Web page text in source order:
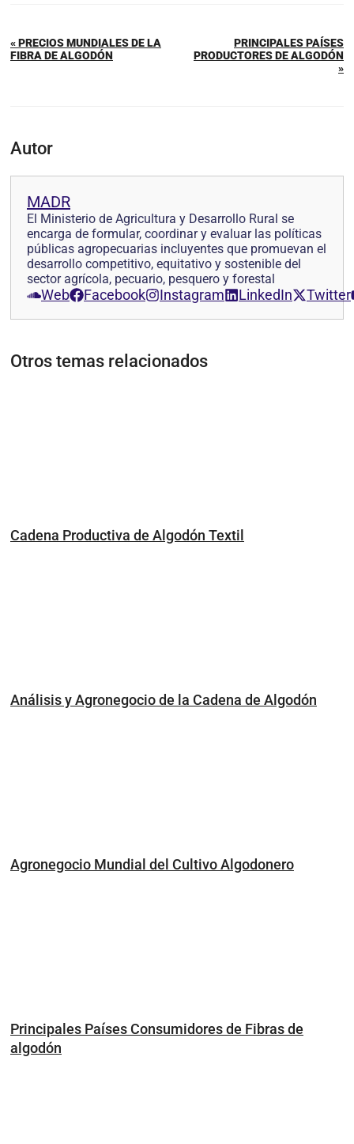
« PRECIOS MUNDIALES DE LA
FIBRA DE ALGODÓN
PRINCIPALES PAÍSES
PRODUCTORES DE ALGODÓN
»
Autor
MADR
El Ministerio de Agricultura y Desarrollo Rural se
encarga de formular, coordinar y evaluar las políticas
públicas agropecuarias incluyentes que promuevan el
desarrollo competitivo, equitativo y sostenible del
sector agrícola, pecuario, pesquero y forestal
Web Facebook Instagram LinkedIn Twitter
Otros temas relacionados
Cadena Productiva de Algodón Textil
Análisis y Agronegocio de la Cadena de Algodón
Agronegocio Mundial del Cultivo Algodonero
Principales Países Consumidores de Fibras de
algodón